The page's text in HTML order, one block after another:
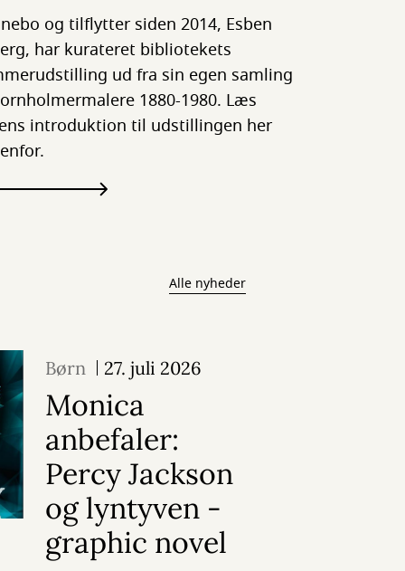
og tilflytter siden 2014, Esben
har kurateret bibliotekets
ud fra sin egen samling
1880-1980. Læs
introduktion til udstillingen her
Alle nyheder
Børn 27. juli 2026
Monica
anbefaler:
Percy Jackson
og lyntyven -
graphic novel